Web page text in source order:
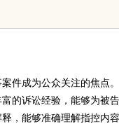
件成为公众关注的焦点
的诉讼经验，能够为被
，能够准确理解指控内